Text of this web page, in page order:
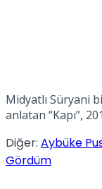
Midyatlı Süryani
anlatan “Kapı”,
Diğer: Aybüke
Gördüm